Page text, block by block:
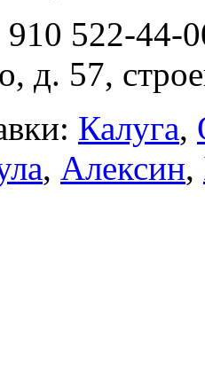
522-44-
д. 57,
Калуга,
, Алексин,